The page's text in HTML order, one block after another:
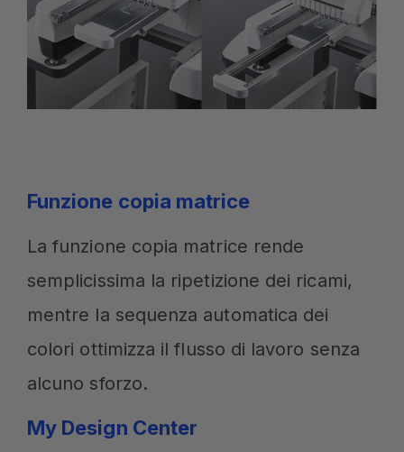
Funzione copia matrice
La funzione copia matrice rende
semplicissima la ripetizione dei ricami,
mentre la sequenza automatica dei
colori ottimizza il flusso di lavoro senza
alcuno sforzo.
My Design Center